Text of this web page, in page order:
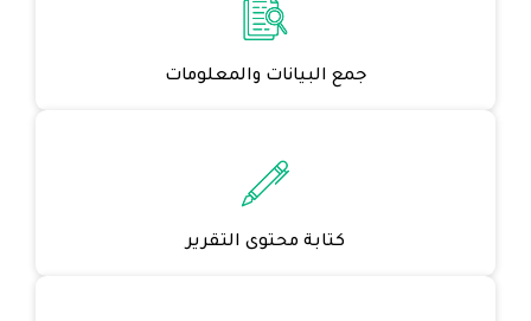
جمع البيانات والمعلومات
كتابة محتوى التقرير